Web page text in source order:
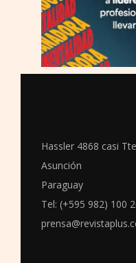
Hassler 4868 casi
Asunción
Paraguay
Tel: (+595 982) 100